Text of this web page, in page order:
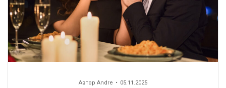
Автор Andre 05.11.2025